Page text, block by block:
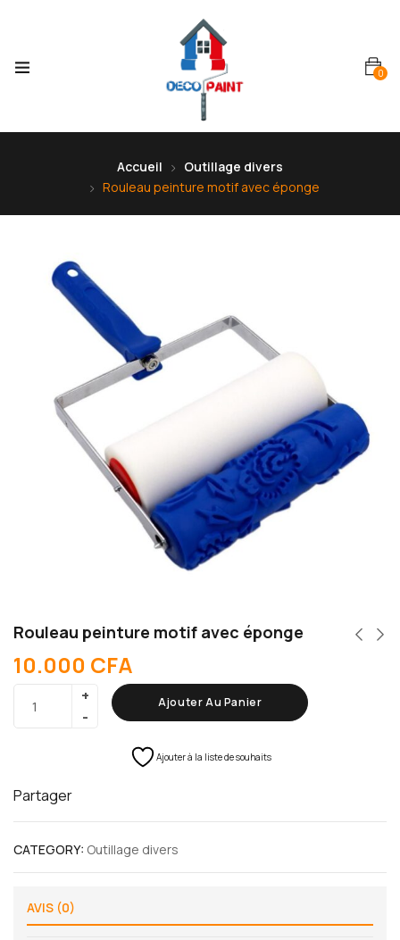
0
Accueil
Outillage divers
Rouleau peinture motif avec éponge
Rouleau peinture motif avec éponge
10.000 CFA
Ajouter Au Panier
Ajouter à la liste de souhaits
Partager
CATEGORY: Outillage divers
AVIS (0)